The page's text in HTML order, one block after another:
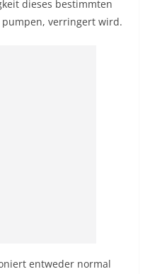
dieses bestimmten
verringert wird.
entweder normal